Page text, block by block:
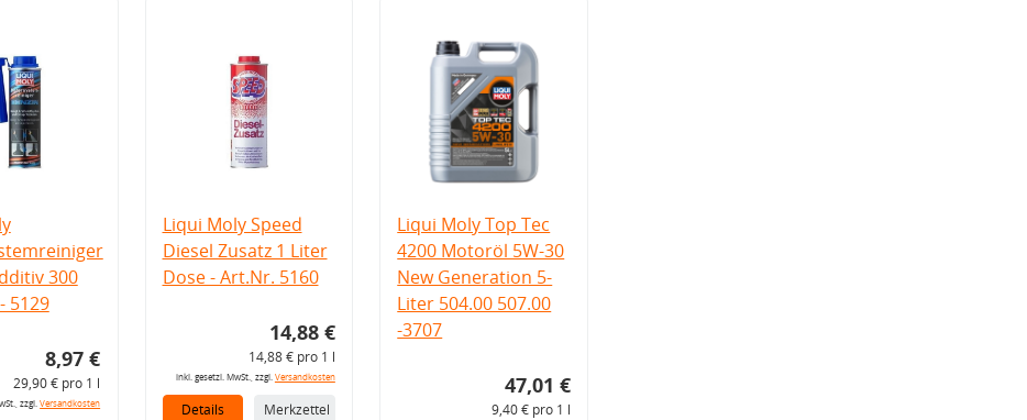
300
5129
8,97 €
29,90 € pro 1 l
zzgl.Versandkosten
Liqui Moly Speed
Diesel Zusatz 1 Liter
Dose - Art.Nr. 5160
14,88 €
14,88 € pro 1 l
inkl. gesetzl. MwSt., zzgl. Versandkosten
Details Merkzettel
Liqui Moly Top Tec
4200 Motoröl 5W-30
New Generation 5-
Liter 504.00 507.00
-3707
47,01 €
9,40 € pro 1 l